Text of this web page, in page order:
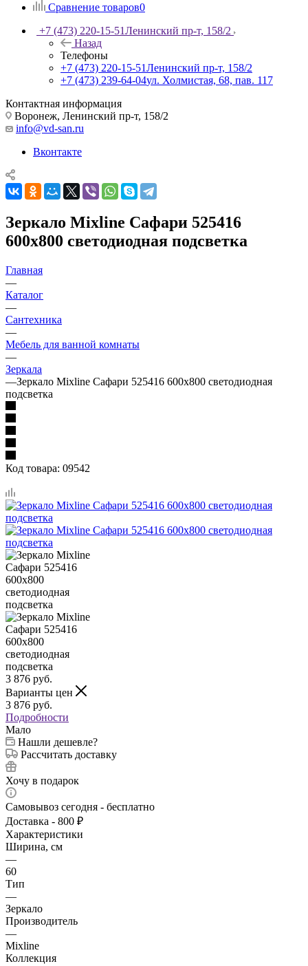
Сравнение товаров0
+7 (473) 220-15-51Ленинский пр-т, 158/2
Назад
Телефоны
+7 (473) 220-15-51Ленинский пр-т, 158/2
+7 (473) 239-64-04ул. Холмистая, 68, пав. 117
Контактная информация
Воронеж, Ленинский пр-т, 158/2
info@vd-san.ru
Вконтакте
Зеркало Mixline Сафари 525416
600x800 светодиодная подсветка
Главная
—
Каталог
—
Сантехника
—
Мебель для ванной комнаты
—
Зеркала
—Зеркало Mixline Сафари 525416 600x800 светодиодная
подсветка
Код товара: 09542
3 876 руб.
Варианты цен
3 876 руб.
Подробности
Мало
Нашли дешевле?
Рассчитать доставку
Хочу в подарок
Самовывоз сегодня - бесплатно
Доставка - 800 ₽
Характеристики
Ширина, см
—
60
Тип
—
Зеркало
Производитель
—
Mixline
Коллекция